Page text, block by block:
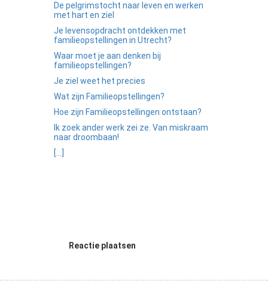
De pelgrimstocht naar leven en werken
met hart en ziel
Je levensopdracht ontdekken met
familieopstellingen in Utrecht?
Waar moet je aan denken bij
familieopstellingen?
Je ziel weet het precies
Wat zijn Familieopstellingen?
Hoe zijn Familieopstellingen ontstaan?
Ik zoek ander werk zei ze. Van miskraam
naar droombaan!
[...]
Reactie plaatsen